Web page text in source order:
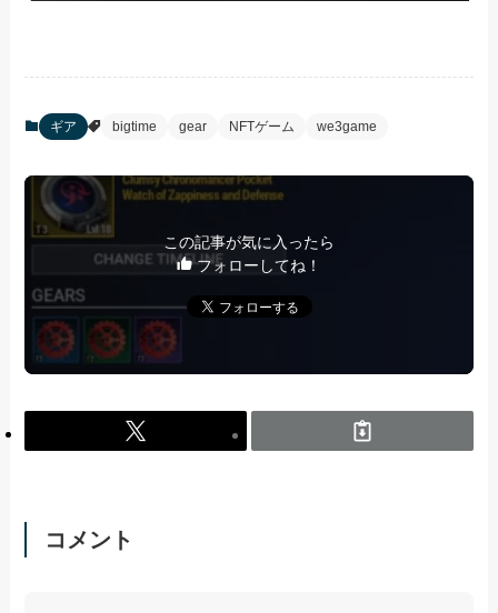
ギア bigtime gear NFTゲーム we3game
この記事が気に入ったら
フォローしてね！
コメント